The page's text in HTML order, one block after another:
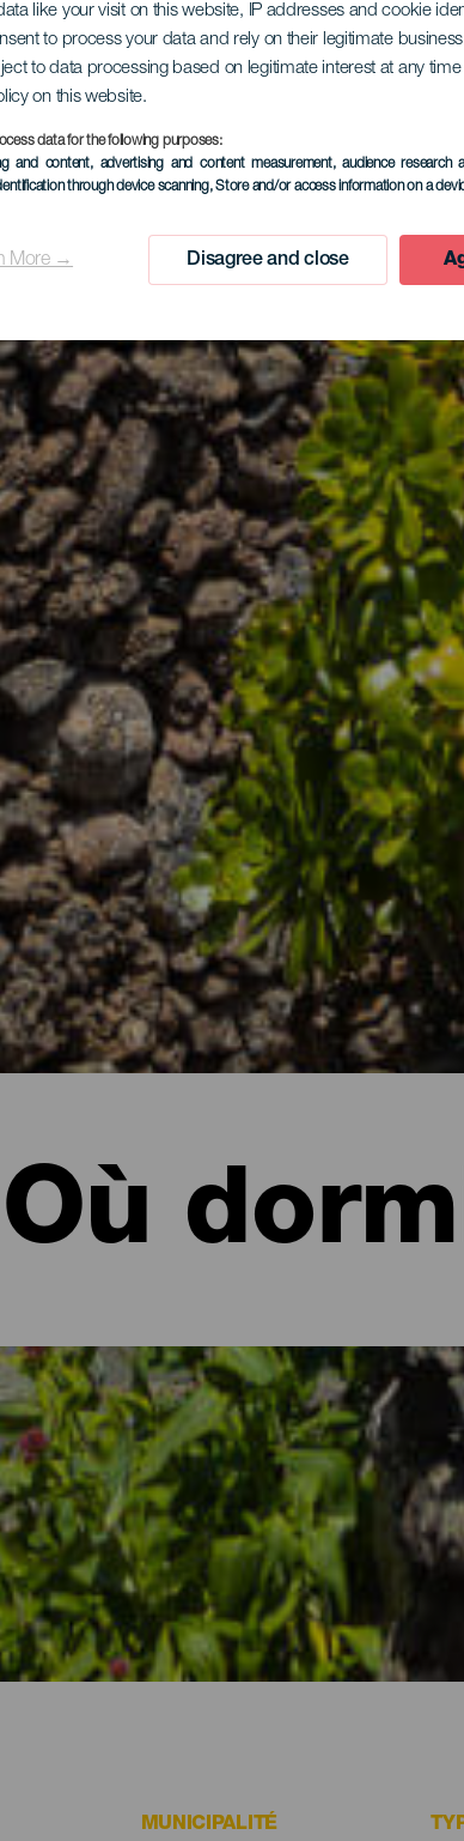
like your visit on this website, IP addresses and cookie
to process your data and rely on their legitimate
to data processing based on legitimate interest at any
on this website.
data for the following purposes:
and content, advertising and content measurement, audience research
through device scanning, Store and/or access information on a
More → Disagree and close
Où
et appartements d'El Hierro
volcanique et la gastronomie de l’île, l’heure est
de chaque voyageur à travers des complexes
aux appartements vous permettant de vivre à votre
un logement fait pour vous à El Hierro.
MUNICIPALITÉ